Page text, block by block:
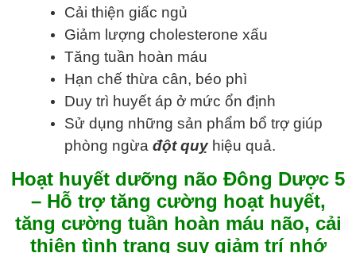
Cải thiện giấc ngủ
Giảm lượng cholesterone xấu
Tăng tuần hoàn máu
Hạn chế thừa cân, béo phì
Duy trì huyết áp ở mức ổn định
Sử dụng những sản phẩm bổ trợ giúp
phòng ngừa đột quỵhiệu quả.
Hoạt huyết dưỡng não Đông Dược 5
– Hỗ trợ tăng cường hoạt huyết,
tăng cường tuần hoàn máu não, cải
thiện tình trạng suy giảm trí nhớ